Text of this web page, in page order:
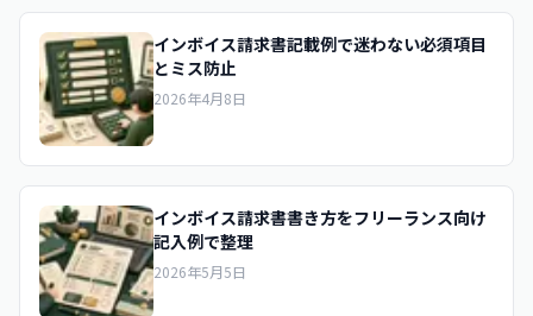
インボイス請求書記載例で迷わない必須項目
とミス防止
2026年4月8日
インボイス請求書書き方をフリーランス向け
記入例で整理
2026年5月5日